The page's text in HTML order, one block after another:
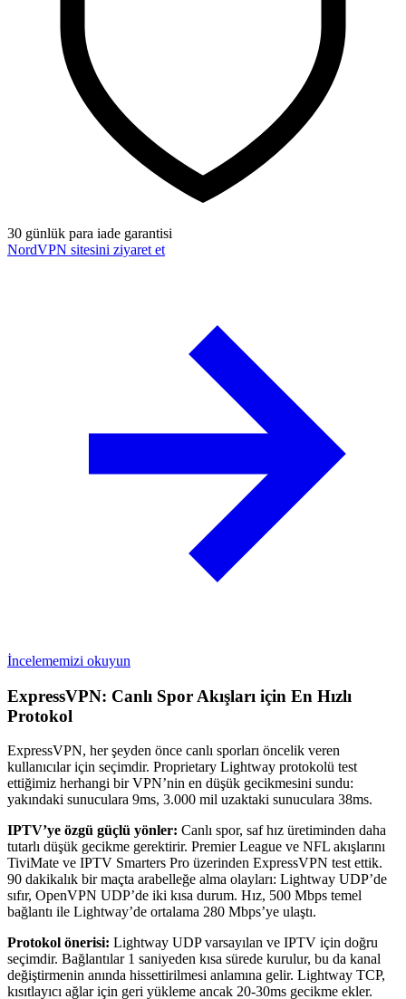
30 günlük para iade garantisi
NordVPN sitesini ziyaret et
İncelememizi okuyun
ExpressVPN: Canlı Spor Akışları için En Hızlı
Protokol
ExpressVPN, her şeyden önce canlı sporları öncelik veren
kullanıcılar için seçimdir. Proprietary Lightway protokolü test
ettiğimiz herhangi bir VPN’nin en düşük gecikmesini sundu:
yakındaki sunuculara 9ms, 3.000 mil uzaktaki sunuculara 38ms.
IPTV’ye özgü güçlü yönler: Canlı spor, saf hız üretiminden daha
tutarlı düşük gecikme gerektirir. Premier League ve NFL akışlarını
TiviMate ve IPTV Smarters Pro üzerinden ExpressVPN test ettik.
90 dakikalık bir maçta arabelleğe alma olayları: Lightway UDP’de
sıfır, OpenVPN UDP’de iki kısa durum. Hız, 500 Mbps temel
bağlantı ile Lightway’de ortalama 280 Mbps’ye ulaştı.
Protokol önerisi: Lightway UDP varsayılan ve IPTV için doğru
seçimdir. Bağlantılar 1 saniyeden kısa sürede kurulur, bu da kanal
değiştirmenin anında hissettirilmesi anlamına gelir. Lightway TCP,
kısıtlayıcı ağlar için geri yükleme ancak 20-30ms gecikme ekler.